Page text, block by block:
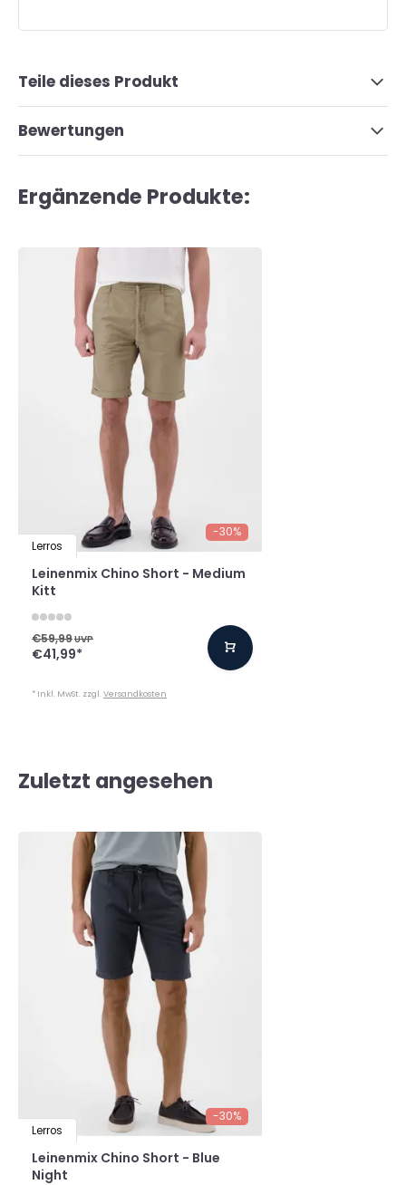
Teile dieses Produkt
Bewertungen
Ergänzende Produkte:
-30%
Lerros
Leinenmix Chino Short - Medium
Kitt
€59,99UVP
€41,99*
* Inkl. MwSt. zzgl.Versandkosten
Zuletzt angesehen
-30%
Lerros
Leinenmix Chino Short - Blue
Night